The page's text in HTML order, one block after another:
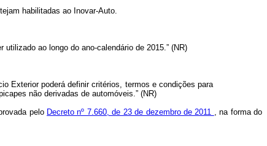
habilitadas ao Inovar-Auto.
ao longo do ano-calendário de 2015.” (NR)
Exterior poderá definir critérios, termos e condições para
não derivadas de automóveis.” (NR)
pelo Decreto nº 7.660, de 23 de dezembro de 2011 , na forma do